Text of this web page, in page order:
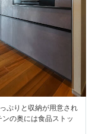
ぷりと収納が用意され
の奥には食品ストッ